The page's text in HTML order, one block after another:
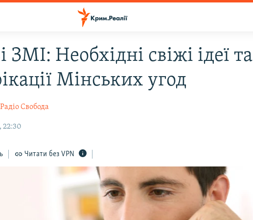
ЗМІ: Необхідні свіжі ідеї та
Мінських угод
Радіо Свобода
22:30
Читати без VPN